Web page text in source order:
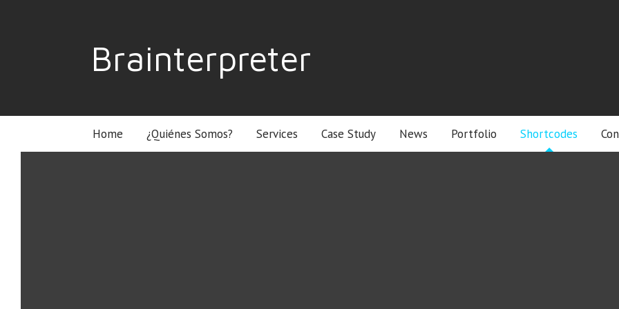
Brainterpreter
Home ¿Quiénes Somos? Services Case Study News Portfolio Shortcodes